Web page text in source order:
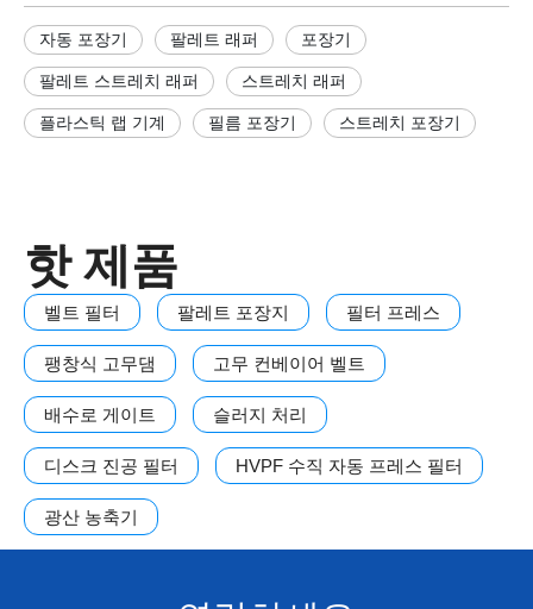
자동 포장기 팔레트 래퍼 포장기
팔레트 스트레치 래퍼 스트레치 래퍼
플라스틱 랩 기계 필름 포장기 스트레치 포장기
핫 제품
벨트 필터 팔레트 포장지 필터 프레스
팽창식 고무댐 고무 컨베이어 벨트
배수로 게이트 슬러지 처리
디스크 진공 필터 HVPF 수직 자동 프레스 필터
광산 농축기